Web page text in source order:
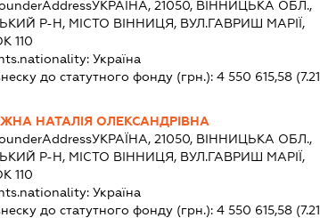
УКРАЇНА, 21050, ВІННИЦЬКА ОБЛ.,
Р-Н, МІСТО ВІННИЦЯ, ВУЛ.ГАВРИШ МАРІЇ,
110
Україна
до статутного фонду (грн.):4 550 615,58 (7.21
НАТАЛІЯ ОЛЕКСАНДРІВНА
УКРАЇНА, 21050, ВІННИЦЬКА ОБЛ.,
Р-Н, МІСТО ВІННИЦЯ, ВУЛ.ГАВРИШ МАРІЇ,
110
Україна
до статутного фонду (грн.):4 550 615,58 (7.21